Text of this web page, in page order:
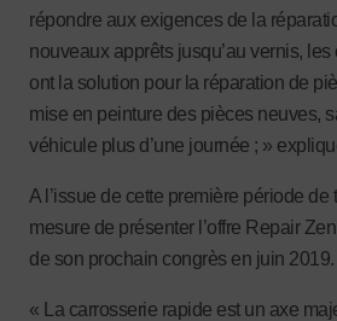
répondre aux exigences de la
nouveaux apprêts jusqu’au vernis,
ont la solution pour la réparation de
mise en peinture des pièces neuves,
véhicule plus d’une journée ; »
A l’issue de cette première période de
mesure de présenter l’offre Repair
de son prochain congrès en juin 2019.
« La carrosserie rapide est un axe